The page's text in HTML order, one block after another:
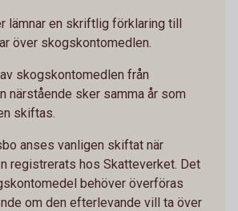
lämnar en skriftlig förklaring till
över skogskontomedlen.
skogskontomedlen från
närstående sker samma år som
skiftas.
anses vanligen skiftat när
registrerats hos Skatteverket. Det
behöver överföras
om den efterlevande vill ta över